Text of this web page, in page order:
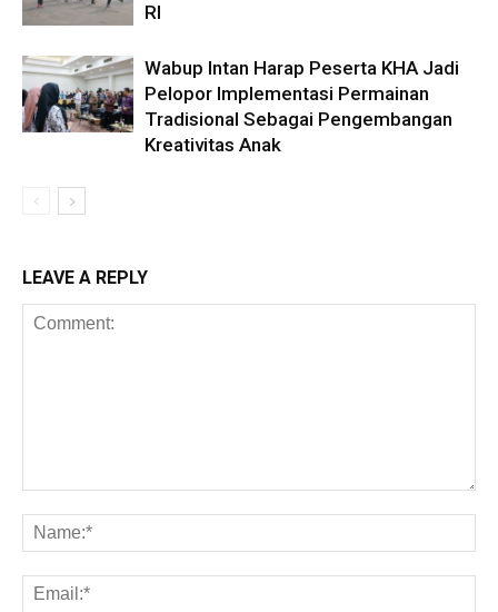
RI
Wabup Intan Harap Peserta KHA Jadi
Pelopor Implementasi Permainan
Tradisional Sebagai Pengembangan
Kreativitas Anak
LEAVE A REPLY